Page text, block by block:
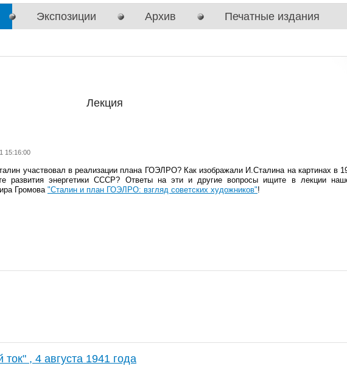
Экспозиции Архив Печатные издания
Лекция
15:16:00
участвовал в реализации плана ГОЭЛРО? Как изображали И.Сталина на картинах в
развития энергетики СССР? Ответы на эти и другие вопросы ищите в лекции
Громова"Сталин и план ГОЭЛРО: взгляд советских художников"!
ток" , 4 августа 1941 года